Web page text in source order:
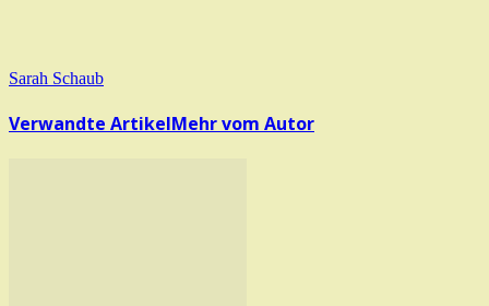
Sarah Schaub
Verwandte ArtikelMehr vom Autor